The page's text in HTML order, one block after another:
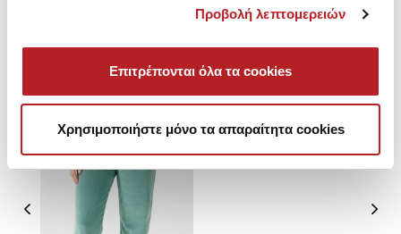
Προβολή λεπτομερειών
Επιτρέπονται όλα τα cookies
Χρησιμοποιήστε μόνο τα απαραίτητα cookies
You saw recently
HOT OFFER